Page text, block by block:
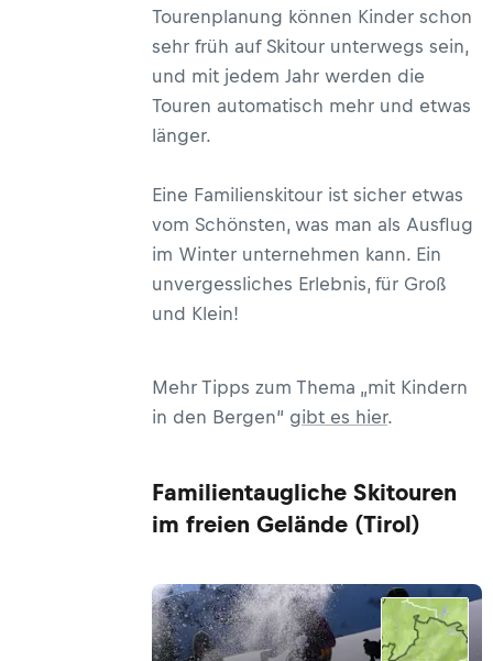
Tourenplanung können Kinder schon
sehr früh auf Skitour unterwegs sein,
und mit jedem Jahr werden die
Touren automatisch mehr und etwas
länger.
Eine Familienskitour ist sicher etwas
vom Schönsten, was man als Ausflug
im Winter unternehmen kann. Ein
unvergessliches Erlebnis, für Groß
und Klein!
Mehr Tipps zum Thema „mit Kindern
in den Bergen“ gibt es hier.
Familientaugliche Skitouren
im freien Gelände (Tirol)